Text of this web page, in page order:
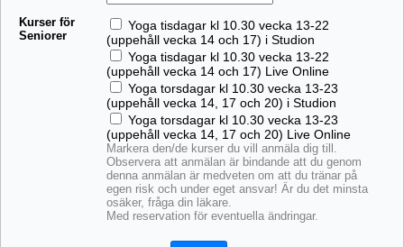
Kurser för
Seniorer
Yoga tisdagar kl 10.30 vecka 13-22
(uppehåll vecka 14 och 17) i Studion
Yoga tisdagar kl 10.30 vecka 13-22
(uppehåll vecka 14 och 17) Live Online
Yoga torsdagar kl 10.30 vecka 13-23
(uppehåll vecka 14, 17 och 20) i Studion
Yoga torsdagar kl 10.30 vecka 13-23
(uppehåll vecka 14, 17 och 20) Live Online
Markera den/de kurser du vill anmäla dig till.
Observera att anmälan är bindande att du genom
denna anmälan är medveten om att du tränar på
egen risk och under eget ansvar! Är du det minsta
osäker, fråga din läkare.
Med reservation för eventuella ändringar.